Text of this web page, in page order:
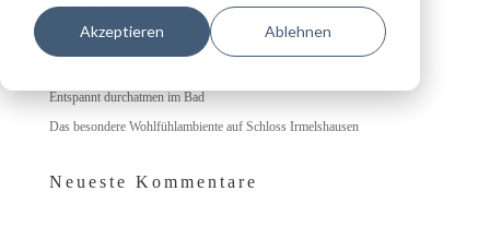
Akzeptieren Ablehnen
Herzlich willkommen bei ecotec: Unsere Azubis 2026
Nachhaltige Lacke und Lasuren im Innen- und Außenbereich
Entspannt durchatmen im Bad
Das besondere Wohlfühlambiente auf Schloss Irmelshausen
Neueste Kommentare